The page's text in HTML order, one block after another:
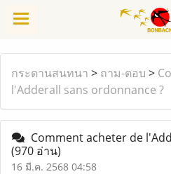
กระดานสนทนา > ถาม-ตอบ >
l'Adderall sans ordonnance ?
Comment acheter de
(970 อ่าน)
16 มี.ค. 2568 04:58